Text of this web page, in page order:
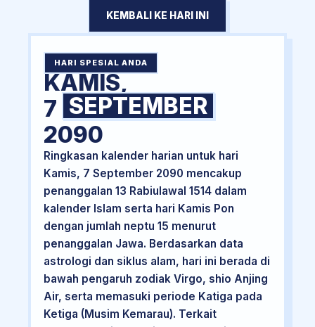
KEMBALI KE HARI INI
HARI SPESIAL ANDA
KAMIS,
7 SEPTEMBER
2090
Ringkasan kalender harian untuk hari
Kamis, 7 September 2090 mencakup
penanggalan 13 Rabiulawal 1514 dalam
kalender Islam serta hari Kamis Pon
dengan jumlah neptu 15 menurut
penanggalan Jawa. Berdasarkan data
astrologi dan siklus alam, hari ini berada di
bawah pengaruh zodiak Virgo, shio Anjing
Air, serta memasuki periode Katiga pada
Ketiga (Musim Kemarau). Terkait